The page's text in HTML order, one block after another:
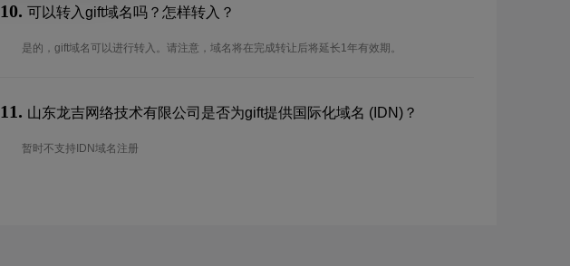
10. 可以转入gift域名吗？怎样转入？
是的，gift域名可以进行转入。请注意，域名将在完成转让后将延长1年有效期。
11. 山东龙吉网络技术有限公司是否为gift提供国际化域名 (IDN)？
暂时不支持IDN域名注册